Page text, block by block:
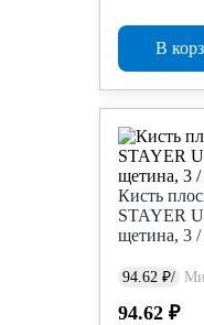
В
Кисть
STAYER
щетина, 3
94.62 ₽/
94.62 ₽